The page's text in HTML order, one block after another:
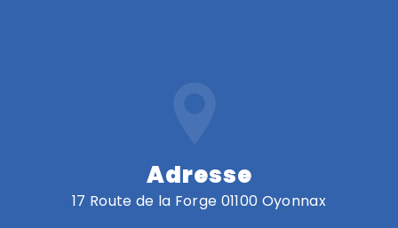
Adresse
17 Route de la Forge 01100 Oyonnax